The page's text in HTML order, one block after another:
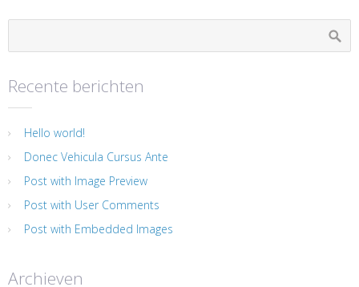
Recente berichten
Hello world!
Donec Vehicula Cursus Ante
Post with Image Preview
Post with User Comments
Post with Embedded Images
Archieven